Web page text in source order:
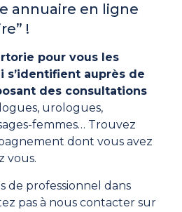
annuaire en ligne
!
pour vous les
s’identifient auprès de
des consultations
urologues,
femmes… Trouvez
dont vous avez
vous.
de professionnel dans
pas à nous contacter sur